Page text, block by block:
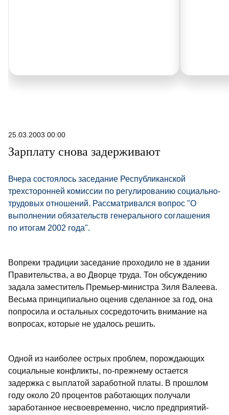
25.03.2003 00:00
Зарплату снова задерживают
Вчера состоялось заседание Республиканской
трехсторонней комиссии по регулированию социально-
трудовых отношений. Рассматривался вопрос "О
выполнении обязательств генерального соглашения
по итогам 2002 года".
Вопреки традиции заседание проходило не в здании
Правительства, а во Дворце труда. Тон обсуждению
задала заместитель Премьер-министра Зиля Валеева.
Весьма принципиально оценив сделанное за год, она
попросила и остальных сосредоточить внимание на
вопросах, которые не удалось решить.
Одной из наиболее острых проблем, порождающих
социальные конфликты, по-прежнему остается
задержка с выплатой заработной платы. В прошлом
году около 20 процентов работающих получали
заработанное несвоевременно, число предприятий-